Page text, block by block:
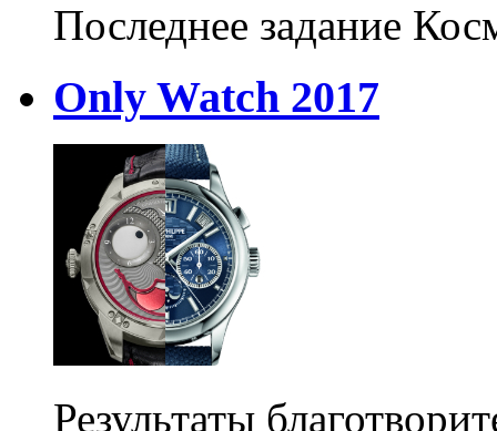
Последнее задание
Only Watch 2017
Результаты